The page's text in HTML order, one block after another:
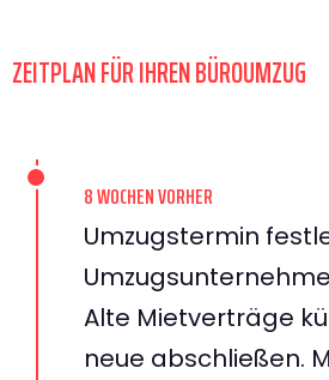
ZEITPLAN FÜR IHREN BÜROUMZUG
8 WOCHEN VORHER
Umzugstermin
Alte Mietverträge
neue abschließen.